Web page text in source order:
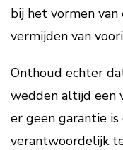
bij het vormen
vermijden van
Onthoud echter
wedden altijd een
er geen garantie
verantwoordelijk